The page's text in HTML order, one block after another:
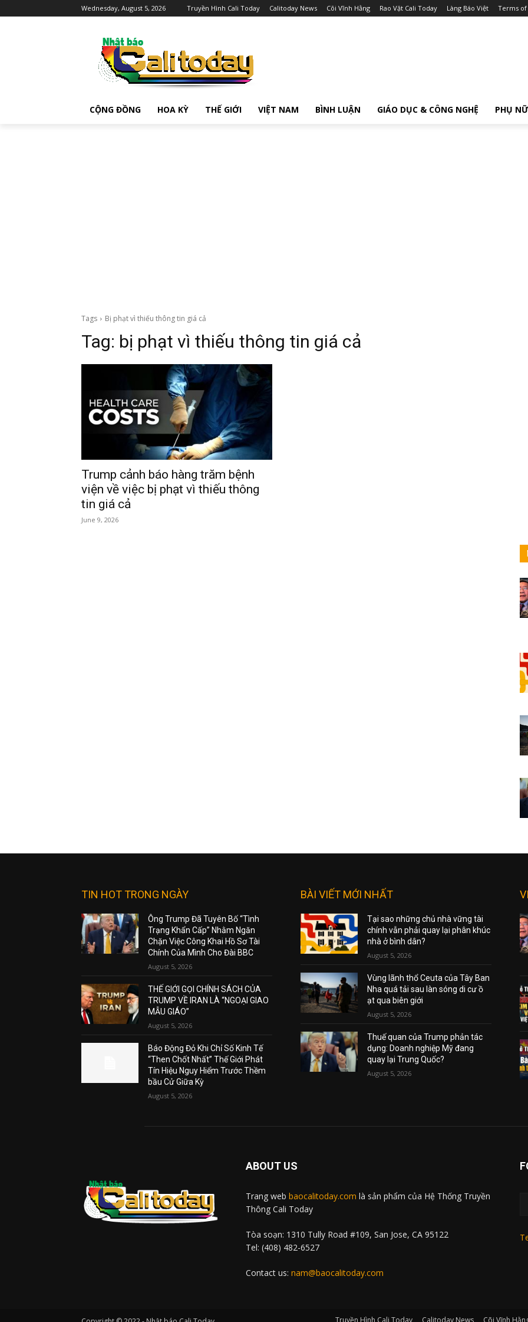
Wednesday, August 5, 2026 Truyền Hình Cali Today Calitoday News Cõi Vĩnh Hằng Rao Vặt Cali Today Làng Báo Việt Terms of
CỘNG ĐỒNG HOA KỲ THẾ GIỚI VIỆT NAM BÌNH LUẬN GIÁO DỤC & CÔNG NGHỆ PHỤ NỮ
Tags Bị phạt vì thiếu thông tin giá cả
Tag: bị phạt vì thiếu thông tin giá cả
Trump cảnh báo hàng trăm bệnh
viện về việc bị phạt vì thiếu thông
tin giá cả
June 9, 2026
TIN HOT TRONG NGÀY
Ông Trump Đã Tuyên Bố “Tình
Trạng Khẩn Cấp” Nhằm Ngăn
Chặn Việc Công Khai Hồ Sơ Tài
Chính Của Mình Cho Đài BBC
August 5, 2026
THẾ GIỚI GỌI CHÍNH SÁCH CỦA
TRUMP VỀ IRAN LÀ “NGOẠI GIAO
MẪU GIÁO”
August 5, 2026
Báo Động Đỏ Khi Chỉ Số Kinh Tế
“Then Chốt Nhất” Thế Giới Phát
Tín Hiệu Nguy Hiểm Trước Thềm
bầu Cử Giữa Kỳ
August 5, 2026
BÀI VIẾT MỚI NHẤT
Tại sao những chủ nhà vững tài
chính vẫn phải quay lại phân khúc
nhà ở bình dân?
August 5, 2026
Vùng lãnh thổ Ceuta của Tây Ban
Nha quá tải sau làn sóng di cư ồ
ạt qua biên giới
August 5, 2026
Thuế quan của Trump phản tác
dụng: Doanh nghiệp Mỹ đang
quay lại Trung Quốc?
August 5, 2026
ABOUT US
Trang web baocalitoday.com là sản phẩm của Hệ Thống Truyền
Thông Cali Today
Tòa soạn: 1310 Tully Road #109, San Jose, CA 95122
Tel: (408) 482-6527
Contact us: nam@baocalitoday.com
Truyền Hình Cali Today Calitoday News Cõi Vĩnh